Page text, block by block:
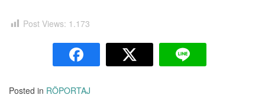
Post Views: 1.173
Posted in RÖPORTAJ